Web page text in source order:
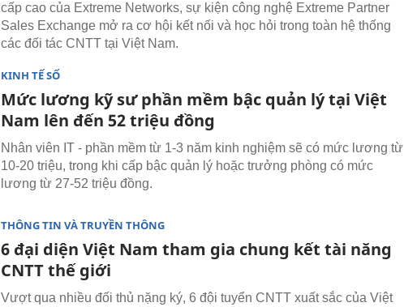
cấp cao của Extreme Networks, sự kiện công nghệ Extreme Partner
Sales Exchange mở ra cơ hội kết nối và học hỏi trong toàn hệ thống
các đối tác CNTT tại Việt Nam.
KINH TẾ SỐ
Mức lương kỹ sư phần mềm bậc quản lý tại Việt
Nam lên đến 52 triệu đồng
Nhân viên IT - phần mềm từ 1-3 năm kinh nghiệm sẽ có mức lương từ
10-20 triệu, trong khi cấp bậc quản lý hoặc trưởng phòng có mức
lương từ 27-52 triệu đồng.
THÔNG TIN VÀ TRUYỀN THÔNG
6 đại diện Việt Nam tham gia chung kết tài năng
CNTT thế giới
Vượt qua nhiều đối thủ nặng ký, 6 đội tuyển CNTT xuất sắc của Việt